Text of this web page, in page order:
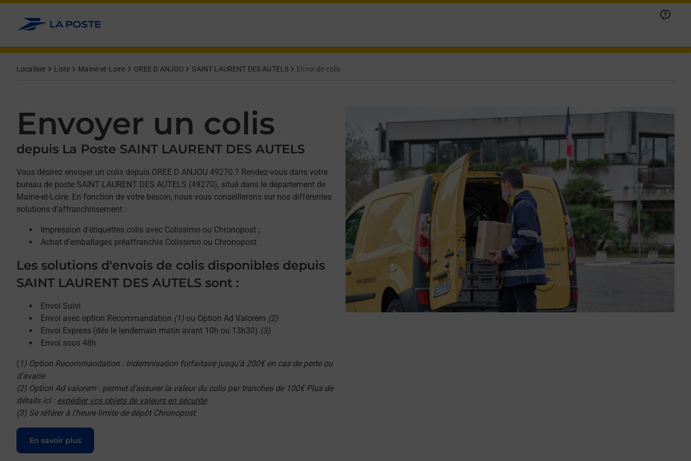
Allez au contenu
Localiser Liste Maine-et-Loire OREE D ANJOU SAINT LAURENT DES AUTELS Envoi de colis
Envoyer un colis
depuis La Poste SAINT LAURENT DES AUTELS
Vous désirez envoyer un colis depuis OREE D ANJOU 49270 ? Rendez-vous dans votre
bureau de poste SAINT LAURENT DES AUTELS (49270), situé dans le département de
Maine-et-Loire. En fonction de votre besoin, nous vous conseillerons sur nos différentes
solutions d'affranchissement :
Impression d'étiquettes colis avec Colissimo ou Chronopost ;
Achat d'emballages préaffranchis Colissimo ou Chronopost
Les solutions d'envois de colis disponibles depuis
SAINT LAURENT DES AUTELS sont :
Envoi Suivi
Envoi avec option Recommandation (1) ou Option Ad Valorem (2)
Envoi Express (dès le lendemain matin avant 10h ou 13h30) (3)
Envoi sous 48h
( 1) Option Recommandation : indemnisation forfaitaire jusqu'à 200€ en cas de perte ou
d'avarie
(2) Option Ad valorem : permet d'assurer la valeur du colis par tranches de 100€ Plus de
détails ici : expédier vos objets de valeurs en sécurité
(3) Se référer à l'heure limite de dépôt Chronopost
En savoir plus
Le lien s'ouvre dans un nouvel onglet
Afficher ou masquer la réponse
Afficher ou masquer la réponse
Afficher ou masquer la réponse